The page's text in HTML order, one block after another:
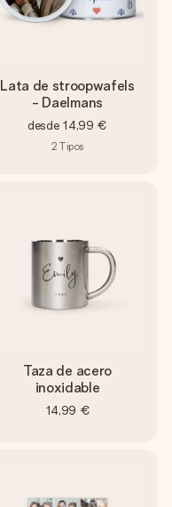
Lata de stroopwafels
- Daelmans
desde 14,99 €
2 Tipos
Taza de acero
inoxidable
14,99 €